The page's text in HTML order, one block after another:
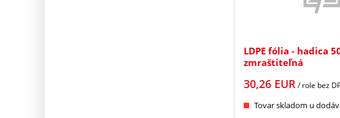
LDPE fólia - hadica
zmraštiteľná
30,26EUR/ role bez
Tovar skladom u